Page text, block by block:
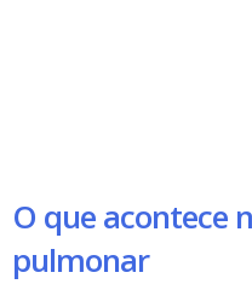
O que acontece
pulmonar